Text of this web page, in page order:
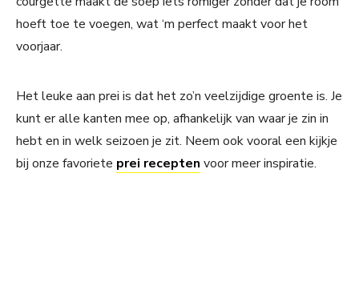
hoeft toe te voegen, wat ‘m perfect maakt voor het
voorjaar.
Het leuke aan prei is dat het zo’n veelzijdige groente is. Je
kunt er alle kanten mee op, afhankelijk van waar je zin in
hebt en in welk seizoen je zit. Neem ook vooral een kijkje
bij onze favoriete prei recepten voor meer inspiratie.